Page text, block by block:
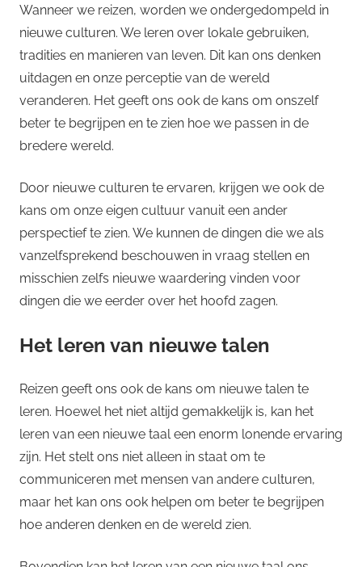
Wanneer we reizen, worden we ondergedompeld in
nieuwe culturen. We leren over lokale gebruiken,
tradities en manieren van leven. Dit kan ons denken
uitdagen en onze perceptie van de wereld
veranderen. Het geeft ons ook de kans om onszelf
beter te begrijpen en te zien hoe we passen in de
bredere wereld.
Door nieuwe culturen te ervaren, krijgen we ook de
kans om onze eigen cultuur vanuit een ander
perspectief te zien. We kunnen de dingen die we als
vanzelfsprekend beschouwen in vraag stellen en
misschien zelfs nieuwe waardering vinden voor
dingen die we eerder over het hoofd zagen.
Het leren van nieuwe talen
Reizen geeft ons ook de kans om nieuwe talen te
leren. Hoewel het niet altijd gemakkelijk is, kan het
leren van een nieuwe taal een enorm lonende ervaring
zijn. Het stelt ons niet alleen in staat om te
communiceren met mensen van andere culturen,
maar het kan ons ook helpen om beter te begrijpen
hoe anderen denken en de wereld zien.